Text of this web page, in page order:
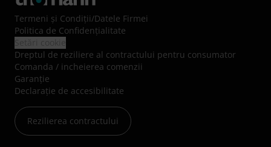
Termeni şi Condiţii/Datele Firmei
Politica de Confidenţialitate
Dreptul de reziliere al contractului pentru consumator
Comanda / incheierea comenzii
Garanție
Declarație de accesibilitate
Rezilierea contractului